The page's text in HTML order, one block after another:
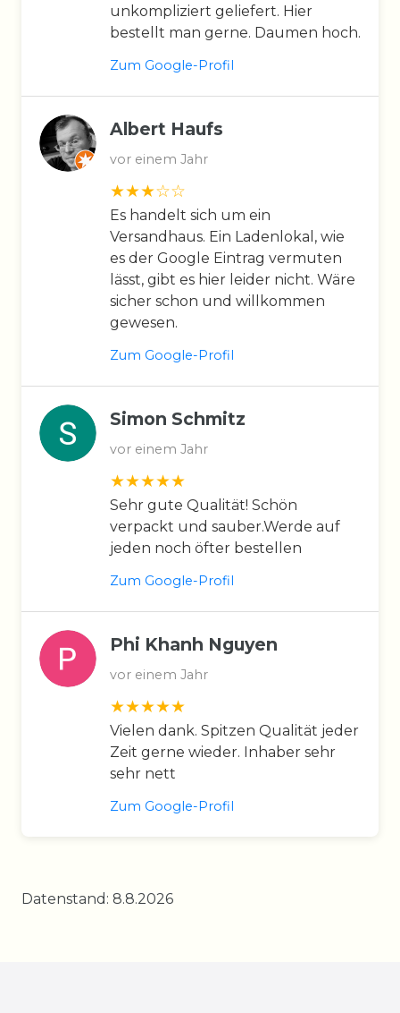
unkompliziert geliefert. Hier
bestellt man gerne. Daumen hoch.
Zum Google-Profil
Albert Haufs
vor einem Jahr
Es handelt sich um ein
Versandhaus. Ein Ladenlokal, wie
es der Google Eintrag vermuten
lässt, gibt es hier leider nicht. Wäre
sicher schon und willkommen
gewesen.
Zum Google-Profil
Simon Schmitz
vor einem Jahr
Sehr gute Qualität! Schön
verpackt und sauber.Werde auf
jeden noch öfter bestellen
Zum Google-Profil
Phi Khanh Nguyen
vor einem Jahr
Vielen dank. Spitzen Qualität jeder
Zeit gerne wieder. Inhaber sehr
sehr nett
Zum Google-Profil
Datenstand: 8.8.2026